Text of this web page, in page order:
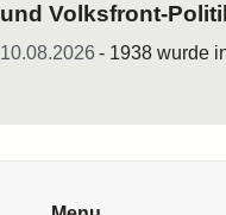
und Volksfront-
10.08.2026 - 1938 wurde